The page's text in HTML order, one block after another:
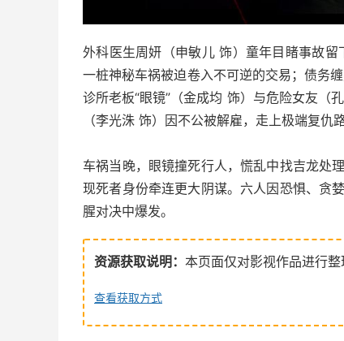
外科医生周妍（申敏儿 饰）童年目睹事故
一桩神秘车祸被迫卷入不可逆的交易；债务
诊所老板“眼镜”（金成均 饰）与危险女友（
（李光洙 饰）因不公被解雇，走上极端复仇路
车祸当晚，眼镜撞死行人，慌乱中找吉龙处
现死者身份牵连更大阴谋。六人因恐惧、贪
腥对决中爆发。
资源获取说明： 本页面仅对影视作品进行整
查看获取方式